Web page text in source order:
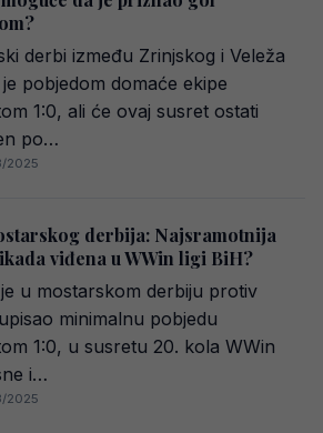
derbi između Zrinjskog i Veleža
pobjedom domaće ekipe
1:0, ali će ovaj susret ostati
po…
2025
derbija: Najsramotnija
viđena u WWin ligi BiH?
u mostarskom derbiju protiv
minimalnu pobjedu
1:0, u susretu 20. kola WWin
i…
2025